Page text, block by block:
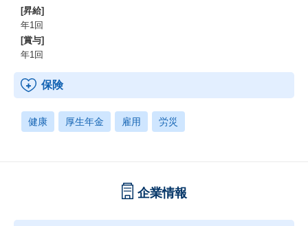
[昇給]
年1回
[賞与]
年1回
保険
健康 厚生年金 雇用 労災
企業情報